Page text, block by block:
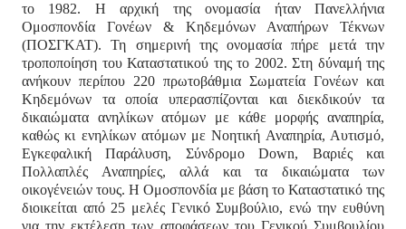
το 1982. Η αρχική της ονομασία ήταν Πανελλήνια
Ομοσπονδία Γονέων & Κηδεμόνων Αναπήρων Τέκνων
(ΠΟΣΓΚΑΤ). Τη σημερινή της ονομασία πήρε μετά την
τροποποίηση του Καταστατικού της το 2002. Στη δύναμή της
ανήκουν περίπου 220 πρωτοβάθμια Σωματεία Γονέων και
Κηδεμόνων τα οποία υπερασπίζονται και διεκδικούν τα
δικαιώματα ανηλίκων ατόμων με κάθε μορφής αναπηρία,
καθώς κι ενηλίκων ατόμων με Νοητική Αναπηρία, Αυτισμό,
Εγκεφαλική Παράλυση, Σύνδρομο Down, Βαριές και
Πολλαπλές Αναπηρίες, αλλά και τα δικαιώματα των
οικογένειών τους. Η Ομοσπονδία με βάση το Καταστατικό της
διοικείται από 25 μελές Γενικό Συμβούλιο, ενώ την ευθύνη